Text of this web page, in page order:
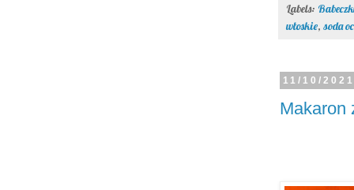
Labels:
włoskie, soda
11/10/
Makaron